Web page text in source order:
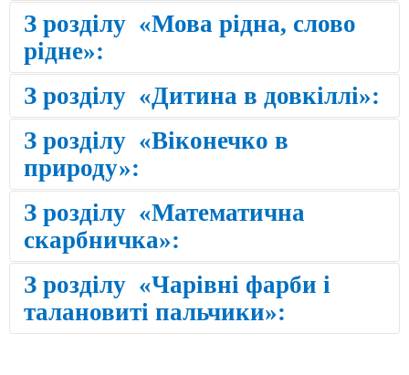
З розділу «Мова рідна, слово
рідне»:
З розділу «Дитина в довкіллі»:
З розділу «Віконечко в
природу»:
З розділу «Математична
скарбничка»:
З розділу «Чарівні фарби і
талановиті пальчики»: